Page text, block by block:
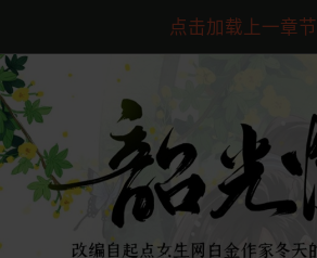
点击加载上一章节